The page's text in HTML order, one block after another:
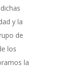
y la
de
los
la